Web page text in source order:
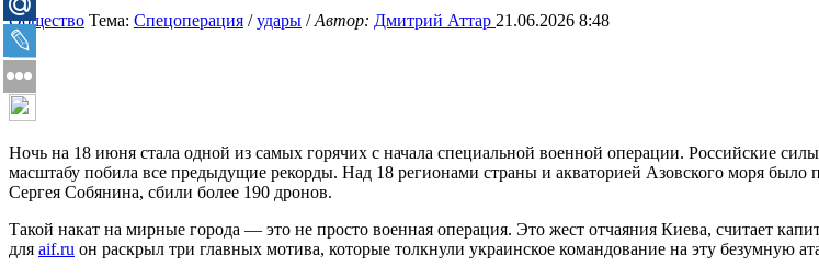
Общество Тема: Спецоперация /удары /Автор: Дмитрий Аттар 21.06.2026 8:48
Ночь на 18 июня стала одной из самых горячих с начала специальной военной операции. Российские
масштабу побила все предыдущие рекорды. Над 18 регионами страны и акваторией Азовского моря
Сергея Собянина, сбили более 190 дронов.
Такой накат на мирные города — это не просто военная операция. Это жест отчаяния Киева, считает
для aif.ru он раскрыл три главных мотива, которые толкнули украинское командование на эту безумную